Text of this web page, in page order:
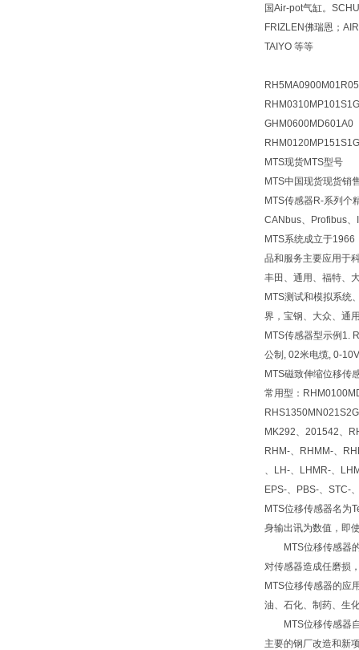
国Air-pot气缸。
FRIZLEN佛瑞恩；
TAIYO 等等
GHM0600MD601A0
MTS现货MTS型号
MTS中国现货现货销
MTS传感器R-系列个
CANbus、Profibus、
MTS系统成立于
品和服务主要应用于
丰田、通用、福特、
MTS测试和模拟系统
界，宝钢、大众、通
MTS传感器型示例1.
公制, 02米电缆, 0-
MTS磁致伸缩位移传
常用型：
MK292、201542、
RHM-、RHMM-、
、LH-、LHMR-、
EPS-、PBS-、STC-
MTS位移传感器名为
身输出讯为数值，即
MTS位移传感器的
对传感器造成任磨损
MTS位移传感器的应
油、石化、制药、生
MTS位移传感器自
主要的钢厂改造和新